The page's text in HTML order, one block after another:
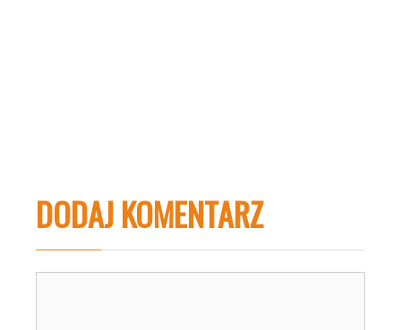
DODAJ KOMENTARZ